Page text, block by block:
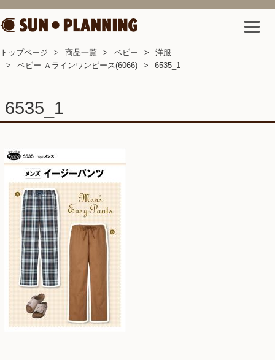
トップページ 商品一覧 ベビー
洋服
ベビー Ａラインワンピース(6066)
6535_1
6535_1